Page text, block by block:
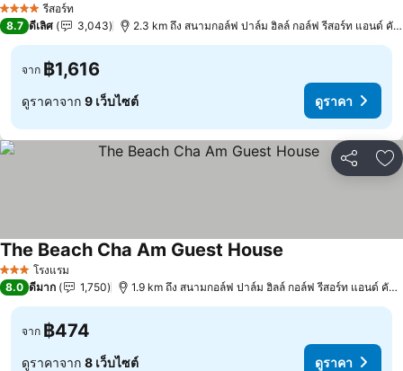
4 ดาว รีสอร์ท
8.7 ดีเลิศ 3,043 2.3 km ถึง สนามกอล์ฟ ปาล์ม ฮิลล์ กอล์ฟ รีสอร์ท แอนด์ คั
จาก ฿1,616
ดูราคาจาก 9 เว็บไซต์ ดูราคา
แชร์ เ
3 ดาว โรงแรม
The Beach Cha Am Guest House
8.0 ดีมาก 1,750 1.9 km ถึง สนามกอล์ฟ ปาล์ม ฮิลล์ กอล์ฟ รีสอร์ท แอนด์ คัน
จาก ฿474
ดูราคาจาก 8 เว็บไซต์ ดูราคา